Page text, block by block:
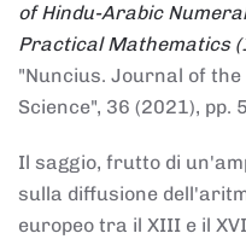
of Hindu-Arabic
Practical Mathematics
"Nuncius. Journal of
Science", 36 (2021), pp.
Il saggio, frutto di
sulla diffusione
europeo tra il XIII e il